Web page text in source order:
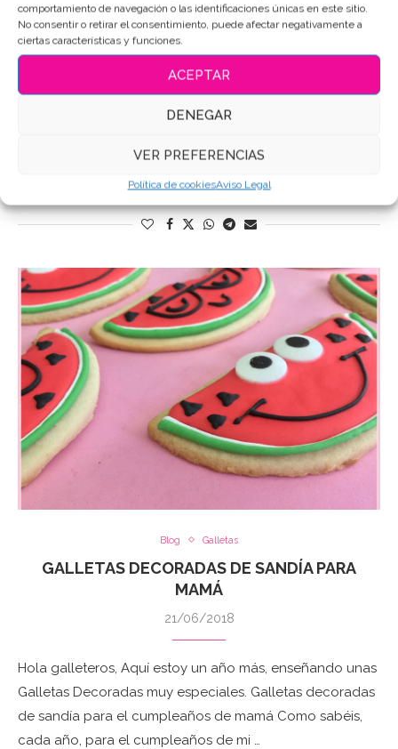
comportamiento de navegación o las identificaciones únicas en este sitio.
No consentir o retirar el consentimiento, puede afectar negativamente a
ciertas características y funciones.
ACEPTAR
DENEGAR
VER PREFERENCIAS
Política de cookiesAviso Legal
GALLETAS DE NAVIDAD ?
17/12/2018
Amigos!!! Como estáis??? Ya estáis preparados para
Navidad?? Yo aún tengo que montar el árbol… pero no se
Blog Galletas
GALLETAS DECORADAS DE SANDÍA PARA
MAMÁ
21/06/2018
Hola galleteros, Aquí estoy un año más, enseñando unas
Galletas Decoradas muy especiales. Galletas decoradas
de sandía para el cumpleaños de mamá Como sabéis,
cada año, para el cumpleaños de mi …